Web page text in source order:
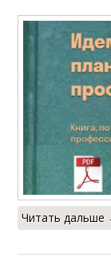
Читать дальше